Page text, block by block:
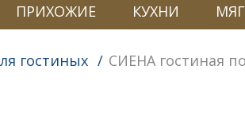
ПРИХОЖИЕ КУХНИ
гостиных / СИЕНА гостиная